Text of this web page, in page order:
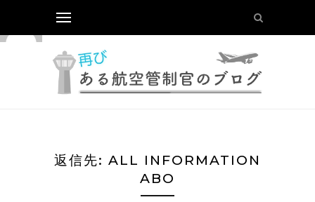
返信先: ALL INFORMATION
ABO